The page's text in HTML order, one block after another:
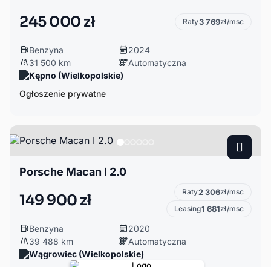
245 000 zł Raty3 769zł/msc
Benzyna
2024
31 500 km
Automatyczna
Kępno (Wielkopolskie)
Ogłoszenie prywatne
Porsche Macan I 2.0
149 900 zł Raty2 306zł/msc
Leasing1 681zł/msc
Benzyna
2020
39 488 km
Automatyczna
Wągrowiec (Wielkopolskie)